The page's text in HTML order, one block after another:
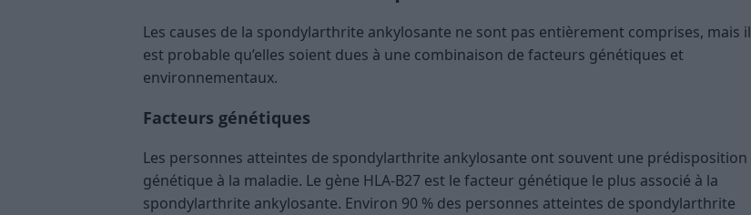
Les causes de la spondylarthrite ankylosante ne sont pas entièrement comprises, mais il
est probable qu’elles soient dues à une combinaison de facteurs génétiques et
environnementaux.
Facteurs génétiques
Les personnes atteintes de spondylarthrite ankylosante ont souvent une prédisposition
génétique à la maladie. Le gène HLA-B27 est le facteur génétique le plus associé à la
spondylarthrite ankylosante. Environ 90 % des personnes atteintes de spondylarthrite